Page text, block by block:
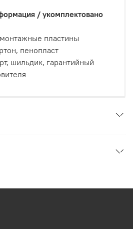
/ укомплектовано
пластины
пенопласт
шильдик, гарантийный